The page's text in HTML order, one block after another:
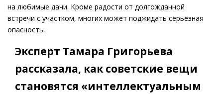
на любимые дачи. Кроме радости от долгожданной
встречи с участком, многих может поджидать серьезная
опасность.
Эксперт Тамара Григорьева
рассказала, как советские вещи
становятся «интеллектуальным